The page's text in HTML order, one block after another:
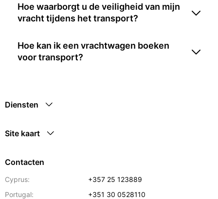
Hoe waarborgt u de veiligheid van mijn
vracht tijdens het transport?
Hoe kan ik een vrachtwagen boeken
voor transport?
Diensten
Site kaart
Contacten
Cyprus:
+357 25 123889
Portugal:
+351 30 0528110